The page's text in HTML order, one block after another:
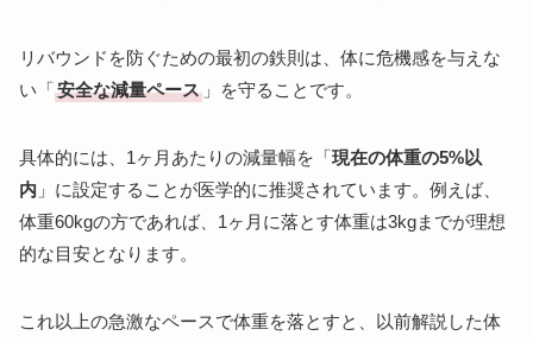
リバウンドを防ぐための最初の鉄則は、体に危機感を与えな
い「安全な減量ペース 」を守ることです。
具体的には、1ヶ月あたりの減量幅を「現在の体重の5%以
内 」に設定することが医学的に推奨されています。例えば、
体重60kgの方であれば、1ヶ月に落とす体重は3kgまでが理想
的な目安となります。
これ以上の急激なペースで体重を落とすと、以前解説した体